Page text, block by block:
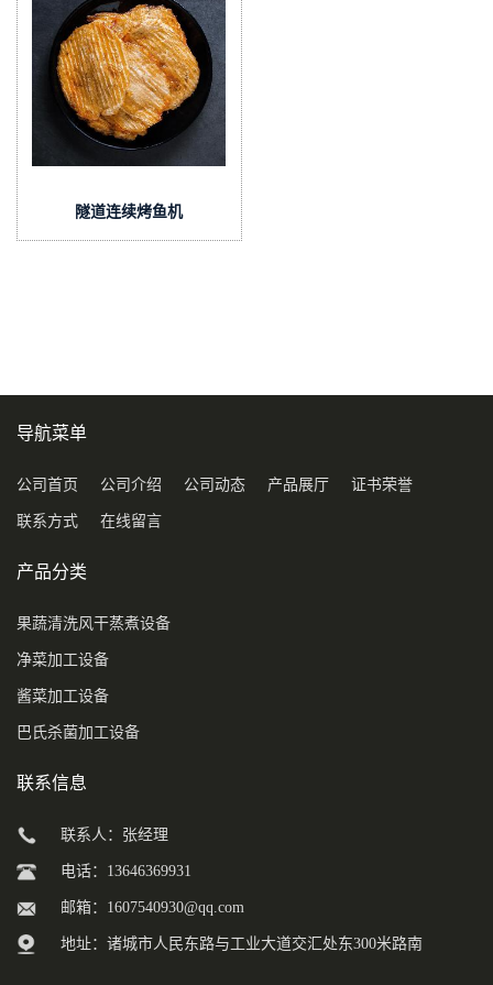
隧道连续烤鱼机
导航菜单
公司首页 公司介绍 公司动态 产品展厅 证书荣誉
联系方式 在线留言
产品分类
果蔬清洗风干蒸煮设备
净菜加工设备
酱菜加工设备
巴氏杀菌加工设备
联系信息
联系人：张经理
电话：13646369931
邮箱： 1607540930@qq.com
地址：诸城市人民东路与工业大道交汇处东300米路南